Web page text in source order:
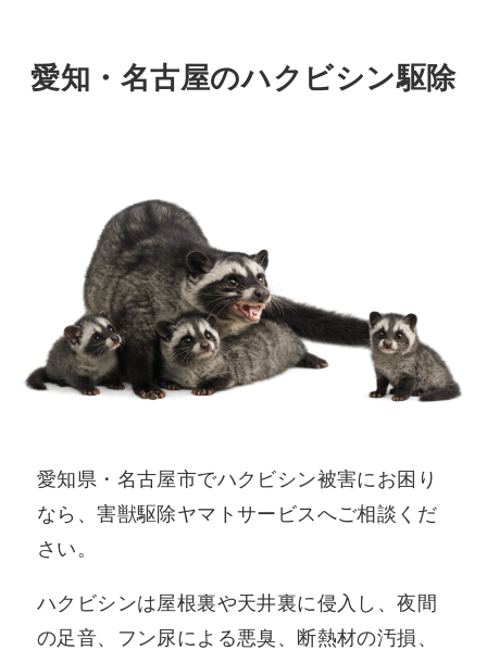
愛知・名古屋のハクビシン駆除
愛知県・名古屋市でハクビシン被害にお困り
なら、害獣駆除ヤマトサービスへご相談くだ
さい。
ハクビシンは屋根裏や天井裏に侵入し、夜間
の足音、フン尿による悪臭、断熱材の汚損、